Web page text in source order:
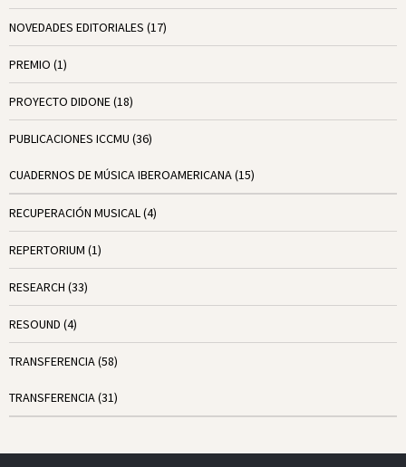
NOVEDADES EDITORIALES (17)
PREMIO (1)
PROYECTO DIDONE(18)
PUBLICACIONES ICCMU (36)
CUADERNOS DE MÚSICA IBEROAMERICANA(15)
RECUPERACIÓN MUSICAL(4)
REPERTORIUM (1)
RESEARCH (33)
RESOUND (4)
TRANSFERENCIA(58)
TRANSFERENCIA(31)